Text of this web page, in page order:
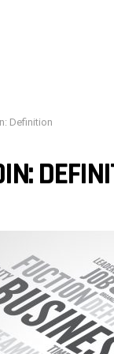
Definition